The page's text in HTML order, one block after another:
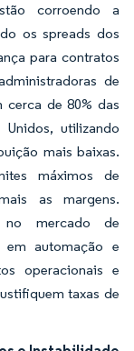
corroendo a
os spreads dos
para contratos
de
cerca de 80% das
utilizando
mais baixas.
máximos de
as margens.
no mercado de
automação e
operacionais e
taxas de